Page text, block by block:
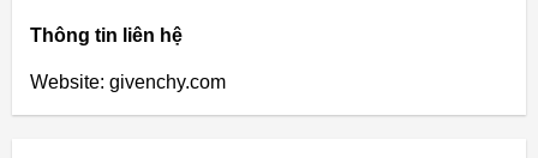
Thông tin liên hệ
Website: givenchy.com